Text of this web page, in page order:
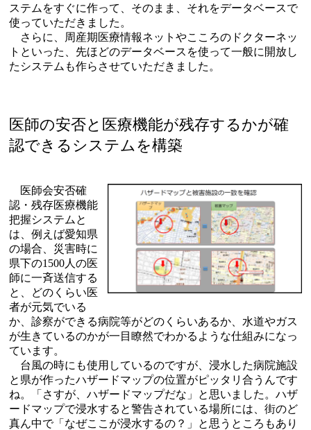
ステムをすぐに作って、そのまま、それをデータベースで
使っていただきました。
さらに、周産期医療情報ネットやこころのドクターネッ
トといった、先ほどのデータベースを使って一般に開放し
たシステムも作らさせていただきました。
医師の安否と医療機能が残存するかが確
認できるシステムを構築
医師会安否確
認・残存医療機能
把握システムと
は、例えば愛知県
の場合、災害時に
県下の1500人の医
師に一斉送信する
と、どのくらい医
者が元気でいる
か、診察ができる病院等がどのくらいあるか、水道やガス
が生きているのかが一目瞭然でわかるような仕組みになっ
ています。
台風の時にも使用しているのですが、浸水した病院施設
と県が作ったハザードマップの位置がピッタリ合うんです
ね。「さすが、ハザードマップだな」と思いました。ハザ
ードマップで浸水すると警告されている場所には、街のど
真ん中で「なぜここが浸水するの？」と思うところもあり